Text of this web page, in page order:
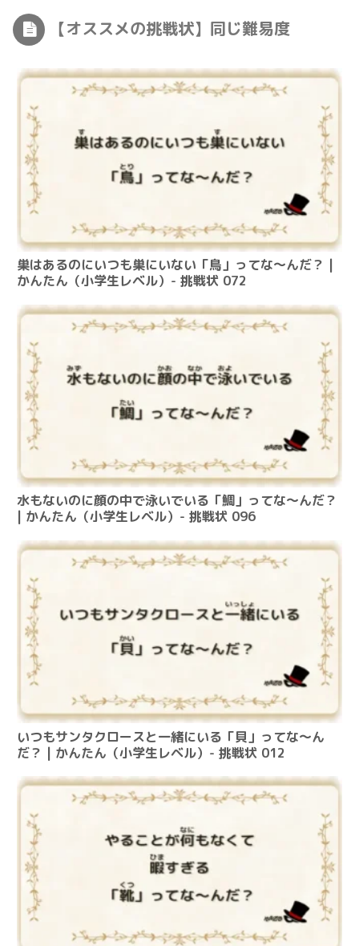
【オススメの挑戦状】同じ難易度
巣はあるのにいつも巣にいない「鳥」ってな～んだ？ |
かんたん（小学生レベル）- 挑戦状 072
水もないのに顔の中で泳いでいる「鯛」ってな～んだ？
| かんたん（小学生レベル）- 挑戦状 096
いつもサンタクロースと一緒にいる「貝」ってな～ん
だ？ | かんたん（小学生レベル）- 挑戦状 012